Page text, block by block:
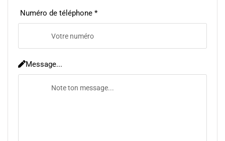
Numéro de téléphone *
Message...